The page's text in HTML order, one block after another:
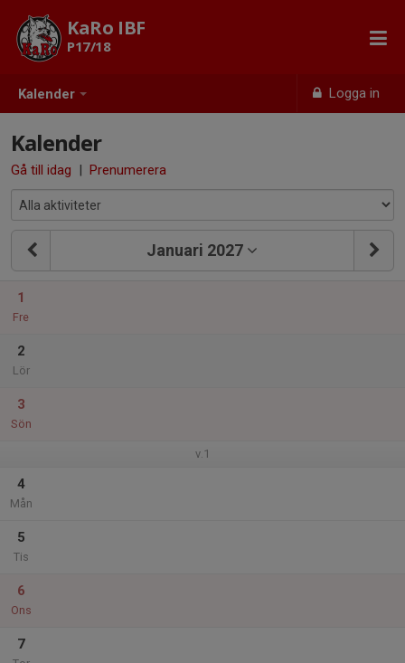
Kalender Logga in
KaRo IBF
P17/18
Kalender
Gå till idag | Prenumerera
Januari 2027
1
Fre
2
Lör
3
Sön
v.1
4
Mån
5
Tis
6
Ons
7